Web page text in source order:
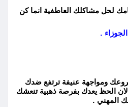
لحل مشاكلك العاطفية انما كن
الجوزاء .
ومواجهة عنيفة ترتفع ضدك
الحظ يعدك بفرصة ذهبية تنعشك
المهني .